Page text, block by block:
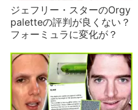
ジェフリー・スターのOrgy
paletteの評判が良くない？
フォーミュラに変化が？